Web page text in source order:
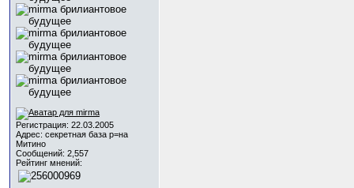
Регистрация: 22.03.2005
Адрес: секретная база р=на
Митино
Сообщений: 2,557
Рейтинг мнений: